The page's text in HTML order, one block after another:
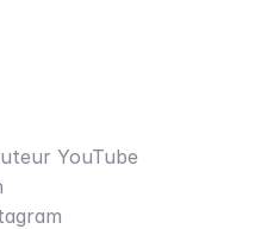
YouTube